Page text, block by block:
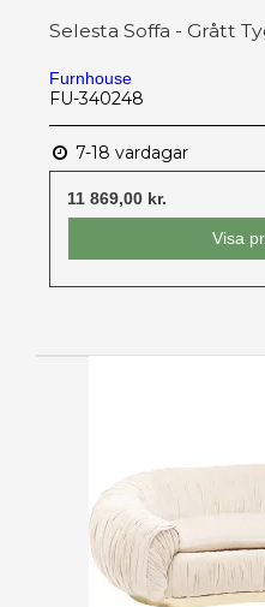
Selesta Soffa - Grått
Furnhouse
FU-340248
7-18 vardagar
11 869,00 kr.
Visa